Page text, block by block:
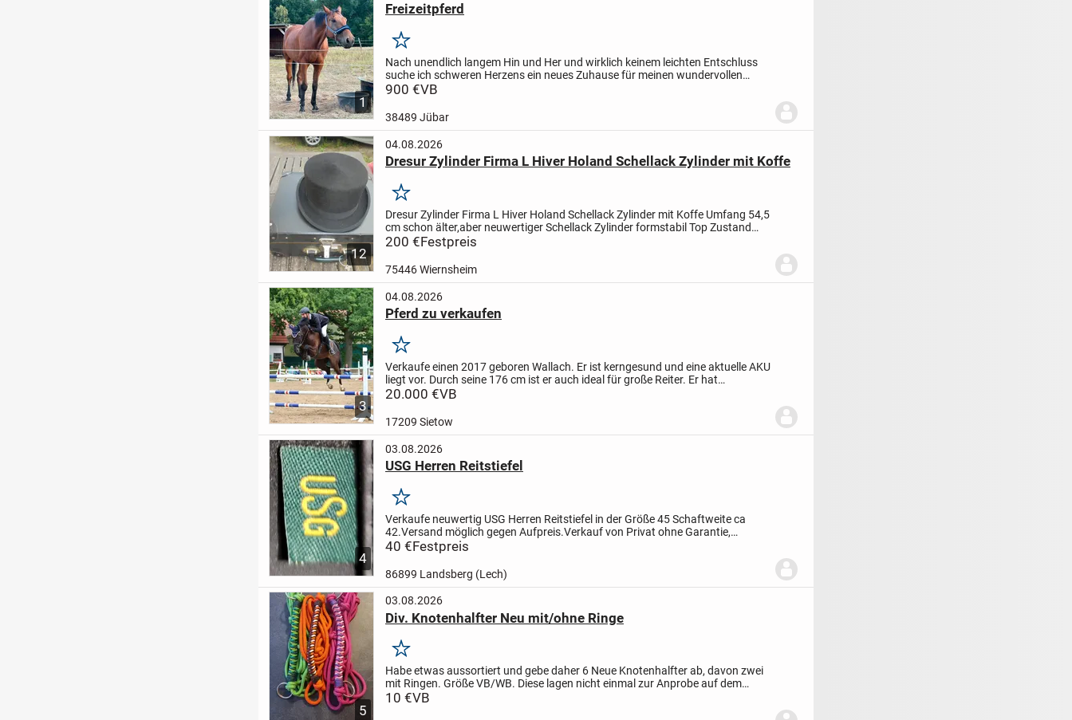
1
Freizeitpferd
Merken
Nach unendlich langem Hin und Her und wirklich keinem leichten Entschluss
suche ich schweren Herzens ein neues Zuhause für meinen wundervollen
Wallach (13 Jahre, ca. 1,78 m).
900 €VB
38489 Jübar
12
04.08.2026
Dresur Zylinder Firma L Hiver Holand Schellack Zylinder mit Koffe
Merken
Dresur Zylinder Firma L Hiver Holand Schellack Zylinder mit Koffe Umfang 54,5
cmschon älter,aber neuwertiger Schellack Zylinderformstabil Top Zustand
Neupreis 1,500 DM
200 €Festpreis
75446 Wiernsheim
3
04.08.2026
Pferd zu verkaufen
Merken
Verkaufe einen 2017 geboren Wallach. Er ist kerngesund und eine aktuelle AKU
liegt vor. Durch seine 176 cm ist er auch ideal für große Reiter. Er hat
Springprüfungen der Klasse L gewonnen und etliche...
20.000 €VB
17209 Sietow
4
03.08.2026
USG Herren Reitstiefel
Merken
Verkaufe neuwertig USG Herren Reitstiefel in der Größe 45 Schaftweite ca
42.Versand möglich gegen Aufpreis.Verkauf von Privat ohne Garantie,
Gewährleistung, Sachmangelhaftung und Rücknahme.
40 €Festpreis
86899 Landsberg (Lech)
5
03.08.2026
Div. Knotenhalfter Neu mit/ohne Ringe
Merken
Habe etwas aussortiert und gebe daher 6 Neue Knotenhalfter ab, davon zwei
mit Ringen. Größe VB/WB. Diese lagen nicht einmal zur Anprobe auf dem
Pferd. Und sind teils sogar noch verpackt.
10 €VB